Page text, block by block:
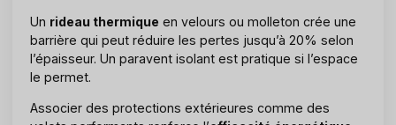
Un rideau thermique en velours ou molleton crée une
barrière qui peut réduire les pertes jusqu’à 20% selon
l’épaisseur. Un paravent isolant est pratique si l’espace
le permet.
Associer des protections extérieures comme des